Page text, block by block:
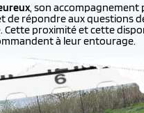
, son
de répondre aux questions
proximité et cette
à leur entourage.